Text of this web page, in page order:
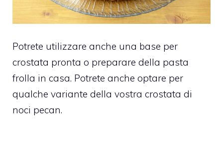
Potrete utilizzare anche una base per
crostata pronta o preparare della pasta
frolla in casa. Potrete anche optare per
qualche variante della vostra crostata di
noci pecan.